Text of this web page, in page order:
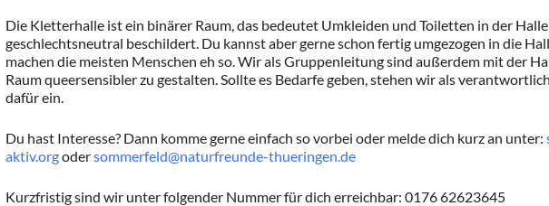
Die Kletterhalle ist ein binärer Raum, das bedeutet Umkleiden und Toiletten in der
geschlechtsneutral beschildert. Du kannst aber gerne schon fertig umgezogen in die
machen die meisten Menschen eh so. Wir als Gruppenleitung sind außerdem mit der
Raum queersensibler zu gestalten. Sollte es Bedarfe geben, stehen wir als
dafür ein.
Du hast Interesse? Dann komme gerne einfach so vorbei oder melde dich kurz an unter:
aktiv.orgodersommerfeld@naturfreunde-thueringen.de
Kurzfristig sind wir unter folgender Nummer für dich erreichbar: 0176 62623645